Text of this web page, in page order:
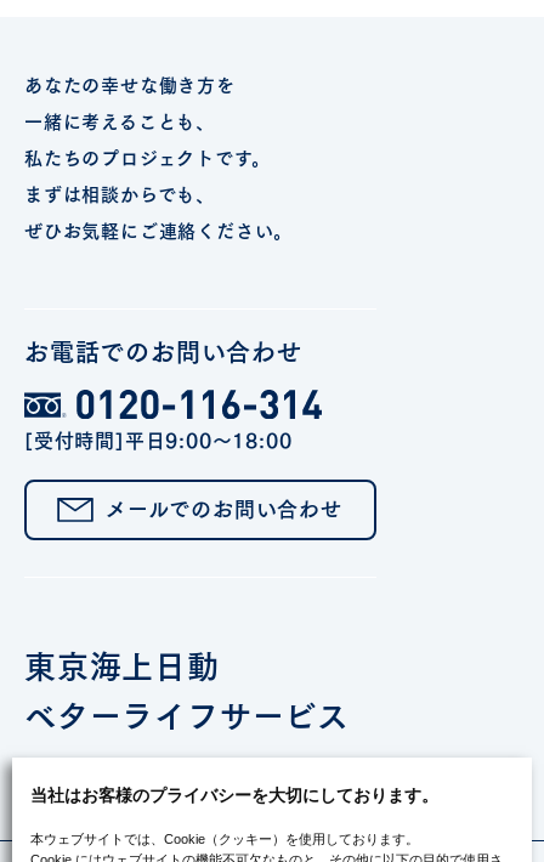
あなたの幸せな働き方を
一緒に考えることも、
私たちのプロジェクトです。
まずは相談からでも、
ぜひお気軽にご連絡ください。
お電話でのお問い合わせ
[受付時間]平日9:00～18:00
メールでのお問い合わせ
東京海上日動
ベターライフサービス
Recruiting Project
当社はお客様のプライバシーを大切にしております。
本ウェブサイトでは、Cookie（クッキー）を使用しております。